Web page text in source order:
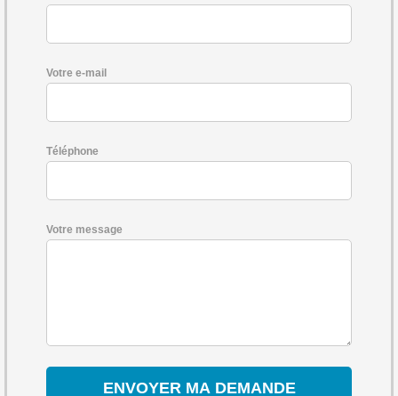
Votre e-mail
Téléphone
Votre message